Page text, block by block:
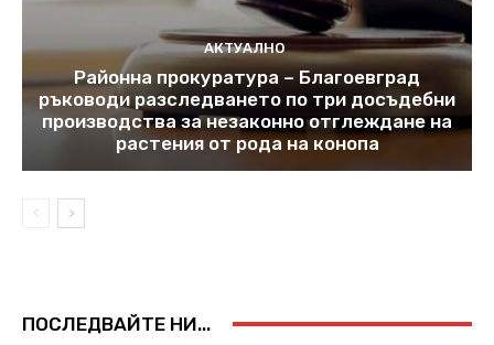
АКТУАЛНО
Районна прокуратура – Благоевград
ръководи разследването по три досъдебни
производства за незаконно отглеждане на
растения от рода на конопа
ПОСЛЕДВАЙТЕ НИ...